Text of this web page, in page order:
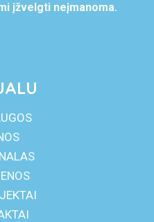
įžvelgti neįmanoma.